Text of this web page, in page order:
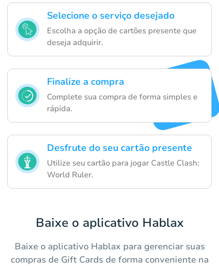
Selecione o serviço desejado
Escolha a opção de cartões presente que
deseja adquirir.
Finalize a compra
Complete sua compra de forma simples e
rápida.
Desfrute do seu cartão presente
Utilize seu cartão para jogar Castle Clash:
World Ruler.
Baixe o aplicativo Hablax
Baixe o aplicativo Hablax para gerenciar suas
compras de Gift Cards de forma conveniente na